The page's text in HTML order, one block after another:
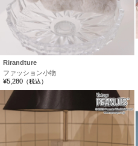
Rirandture
ファッション小物
¥5,280 （税込）